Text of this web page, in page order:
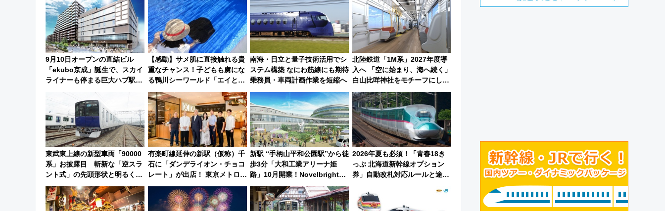
9月10日オープンの直結ビル
「ekubo京成」誕生で、スカイ
ライナーも停まる巨大ハブ駅・
新鎌ヶ谷はどう変わる？ 全テナ
ント情報も公開！
【感動】サメ肌に直接触れる貴
重なチャンス！子どもも虜にな
る鴨川シーワールド「エイとサ
メのタッチングプール」【夏休
み限定企画】
南海・日立と量子技術活用でシ
ステム構築 なにわ筋線にも期待
乗務員・車両計画作業を短縮へ
北陸鉄道「1M系」2027年度導
入へ 「空に始まり、海へ続く」
白山比咩神社をモチーフにした
神秘的なデザイン
東武東上線の新型車両「90000
系」お披露目 斬新な「逆スラ
ント式」の先頭形状と明るく開
放的な車内空間に注目、デビュ
ーは9月
有楽町線延伸の新駅（仮称）千
石に「ダンデライオン・チョコ
レート」が出店！ 東京メトロが
1億円出資で挑む新時代のまち
づくりとは？
新駅 “手柄山平和公園駅”から徒
歩3分「大和工業アリーナ姫
路」10月開業！Novelbright公
演 や大相撲巡業など 豪華イベ
ントとアクセス
2026年夏も必須！「青春18き
っぷ 北海道新幹線オプション
券」自動改札対応ルールと途中